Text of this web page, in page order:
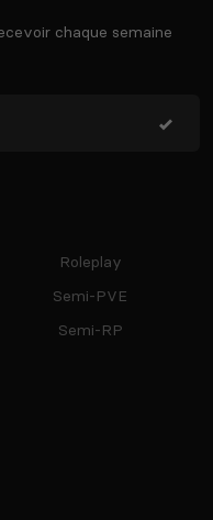
chaque semaine
Roleplay
Semi-PVE
Semi-RP